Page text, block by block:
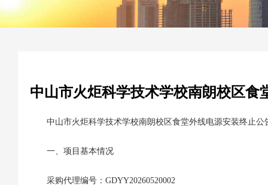
中山市火炬科学技术学校南朗校区食
中山市火炬科学技术学校南朗校区食堂外线电源安装终止公
一、项目基本情况
采购代理编号：GDYY20260520002